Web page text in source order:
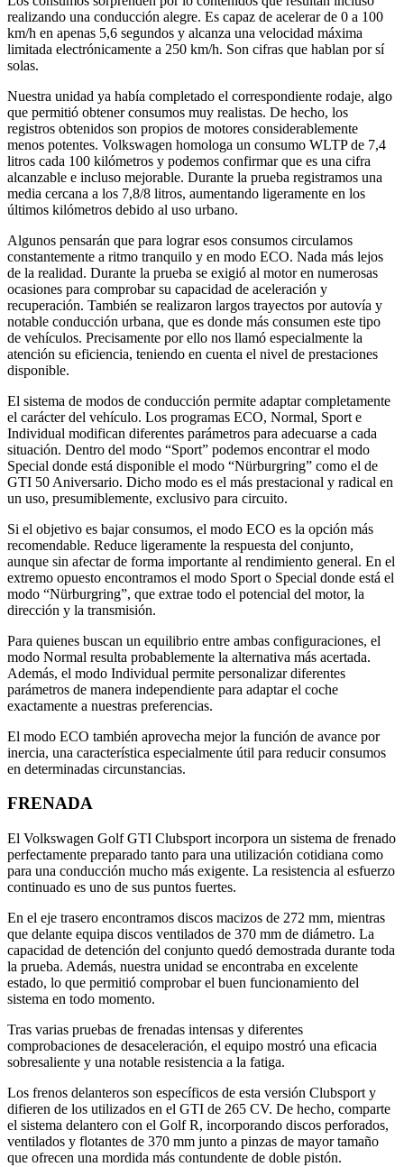
realizando una conducción alegre. Es capaz de acelerar de 0 a 100
km/h en apenas 5,6 segundos y alcanza una velocidad máxima
limitada electrónicamente a 250 km/h. Son cifras que hablan por sí
solas.
Nuestra unidad ya había completado el correspondiente rodaje, algo
que permitió obtener consumos muy realistas. De hecho, los
registros obtenidos son propios de motores considerablemente
menos potentes. Volkswagen homologa un consumo WLTP de 7,4
litros cada 100 kilómetros y podemos confirmar que es una cifra
alcanzable e incluso mejorable. Durante la prueba registramos una
media cercana a los 7,8/8 litros, aumentando ligeramente en los
últimos kilómetros debido al uso urbano.
Algunos pensarán que para lograr esos consumos circulamos
constantemente a ritmo tranquilo y en modo ECO. Nada más lejos
de la realidad. Durante la prueba se exigió al motor en numerosas
ocasiones para comprobar su capacidad de aceleración y
recuperación. También se realizaron largos trayectos por autovía y
notable conducción urbana, que es donde más consumen este tipo
de vehículos. Precisamente por ello nos llamó especialmente la
atención su eficiencia, teniendo en cuenta el nivel de prestaciones
disponible.
El sistema de modos de conducción permite adaptar completamente
el carácter del vehículo. Los programas ECO, Normal, Sport e
Individual modifican diferentes parámetros para adecuarse a cada
situación. Dentro del modo “Sport” podemos encontrar el modo
Special donde está disponible el modo “Nürburgring” como el de
GTI 50 Aniversario. Dicho modo es el más prestacional y radical en
un uso, presumiblemente, exclusivo para circuito.
Si el objetivo es bajar consumos, el modo ECO es la opción más
recomendable. Reduce ligeramente la respuesta del conjunto,
aunque sin afectar de forma importante al rendimiento general. En el
extremo opuesto encontramos el modo Sport o Special donde está el
modo “Nürburgring”, que extrae todo el potencial del motor, la
dirección y la transmisión.
Para quienes buscan un equilibrio entre ambas configuraciones, el
modo Normal resulta probablemente la alternativa más acertada.
Además, el modo Individual permite personalizar diferentes
parámetros de manera independiente para adaptar el coche
exactamente a nuestras preferencias.
El modo ECO también aprovecha mejor la función de avance por
inercia, una característica especialmente útil para reducir consumos
en determinadas circunstancias.
FRENADA
El Volkswagen Golf GTI Clubsport incorpora un sistema de frenado
perfectamente preparado tanto para una utilización cotidiana como
para una conducción mucho más exigente. La resistencia al esfuerzo
continuado es uno de sus puntos fuertes.
En el eje trasero encontramos discos macizos de 272 mm, mientras
que delante equipa discos ventilados de 370 mm de diámetro. La
capacidad de detención del conjunto quedó demostrada durante toda
la prueba. Además, nuestra unidad se encontraba en excelente
estado, lo que permitió comprobar el buen funcionamiento del
sistema en todo momento.
Tras varias pruebas de frenadas intensas y diferentes
comprobaciones de desaceleración, el equipo mostró una eficacia
sobresaliente y una notable resistencia a la fatiga.
Los frenos delanteros son específicos de esta versión Clubsport y
difieren de los utilizados en el GTI de 265 CV. De hecho, comparte
el sistema delantero con el Golf R, incorporando discos perforados,
ventilados y flotantes de 370 mm junto a pinzas de mayor tamaño
que ofrecen una mordida más contundente de doble pistón.